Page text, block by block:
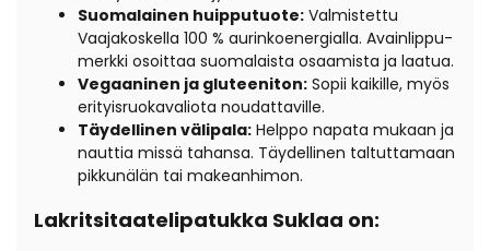
Suomalainen huipputuote: Valmistettu
Vaajakoskella 100 % aurinkoenergialla. Avainlippu-
merkki osoittaa suomalaista osaamista ja laatua.
Vegaaninen ja gluteeniton: Sopii kaikille, myös
erityisruokavaliota noudattaville.
Täydellinen välipala: Helppo napata mukaan ja
nauttia missä tahansa. Täydellinen taltuttamaan
pikkunälän tai makeanhimon.
Lakritsitaatelipatukka Suklaa on: